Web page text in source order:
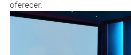
oferecer.